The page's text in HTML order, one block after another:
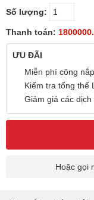
Số lượng:
Thanh toán:
ƯU ĐÃI
Miễn phí công
Kiểm tra tổng thể
Giảm giá các dịch
Hoặc gọi